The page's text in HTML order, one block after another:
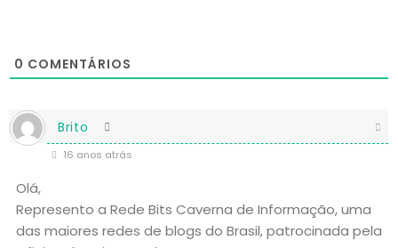
0 COMENTÁRIOS
Brito
16 anos atrás
Olá,
Represento a Rede Bits Caverna de Informação, uma
das maiores redes de blogs do Brasil, patrocinada pela